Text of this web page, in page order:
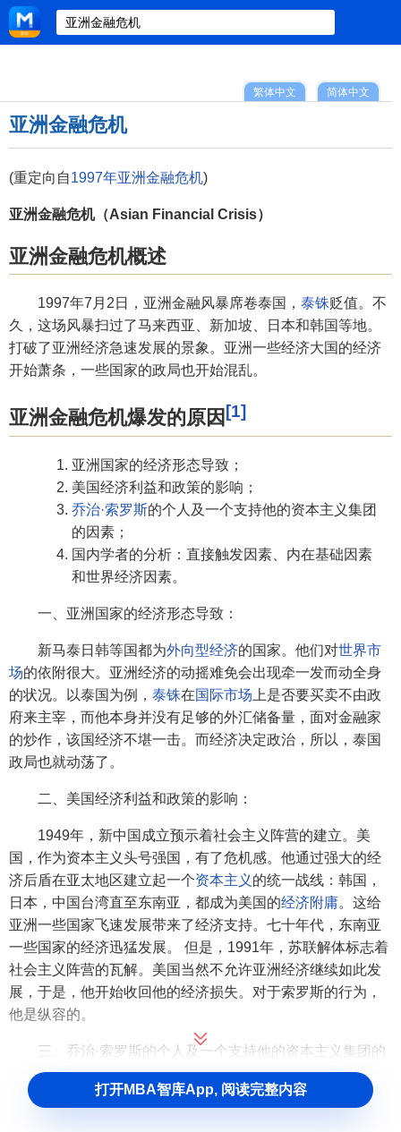
简体中文
繁体中文
亚洲金融危机
(重定向自1997年亚洲金融危机)
亚洲金融危机（Asian Financial Crisis）
亚洲金融危机概述
1997年7月2日，亚洲金融风暴席卷泰国， 泰铢贬值。不
久，这场风暴扫过了马来西亚、新加坡、日本和韩国等地。
打破了亚洲经济急速发展的景象。亚洲一些经济大国的经济
开始萧条，一些国家的政局也开始混乱。
亚洲金融危机爆发的原因 [1]
亚洲国家的经济形态导致；
美国经济利益和政策的影响；
乔治·索罗斯的个人及一个支持他的资本主义集团
的因素；
国内学者的分析：直接触发因素、内在基础因素
和世界经济因素。
一、亚洲国家的经济形态导致：
新马泰日韩等国都为外向型经济的国家。他们对世界市
场的依附很大。亚洲经济的动摇难免会出现牵一发而动全身
的状况。以泰国为例， 泰铢在国际市场 上是否要买卖不由政
府来主宰，而他本身并没有足够的外汇储备量，面对金融家
的炒作，该国经济不堪一击。而经济决定政治，所以，泰国
政局也就动荡了。
二、美国经济利益和政策的影响：
1949年，新中国成立预示着社会主义阵营的建立。美
国，作为资本主义头号强国，有了危机感。他通过强大的经
济后盾在亚太地区建立起一个资本主义 的统一战线：韩国，
日本，中国台湾直至东南亚，都成为美国的经济附庸。这给
亚洲一些国家飞速发展带来了经济支持。七十年代，东南亚
一些国家的经济迅猛发展。 但是，1991年，苏联解体标志着
社会主义阵营的瓦解。美国当然不允许亚洲经济继续如此发
展，于是，他开始收回他的经济损失。对于索罗斯的行为，
他是纵容的。
三、乔治·索罗斯的个人及一个支持他的资本主义集团的
因素：
“金融大鳄”“一只假寐的老狼”是对这个金融怪才的称谓。
打开MBA智库App, 阅读完整内容